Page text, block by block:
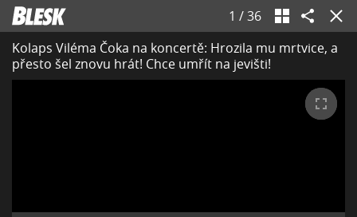
1 /36
Kolaps Viléma Čoka na koncertě: Hrozila mu mrtvice, a
přesto šel znovu hrát! Chce umřít na jevišti!